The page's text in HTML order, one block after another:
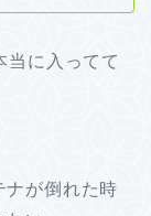
当に入ってて
ナが倒れた時